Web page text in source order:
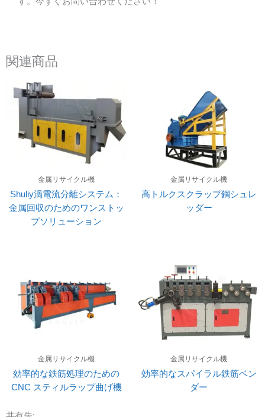
関連商品
金属リサイクル機
Shuliy渦電流分離システム：
金属回収のためのワンストッ
プソリューション
金属リサイクル機
高トルクスクラップ鋼シュレ
ッダー
金属リサイクル機
効率的な鉄筋処理のための
CNC スティルラップ曲げ機
金属リサイクル機
効率的なスパイラル鉄筋ベン
ダー